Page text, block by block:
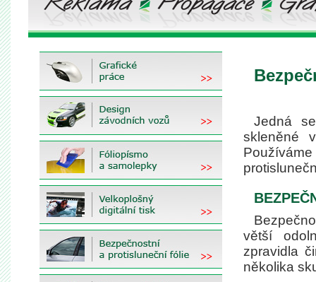
Jedná
skleněné
větší
zpravidla
několika